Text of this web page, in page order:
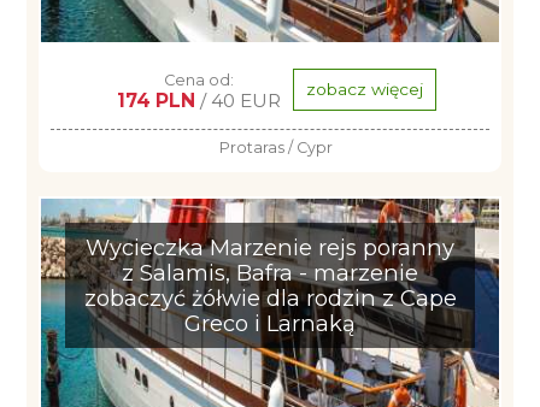
Cena od:
174 PLN / 40 EUR zobacz więcej
Protaras / Cypr
Wycieczka Marzenie rejs poranny
z Salamis, Bafra - marzenie
zobaczyć żółwie dla rodzin z Cape
Greco i Larnaką